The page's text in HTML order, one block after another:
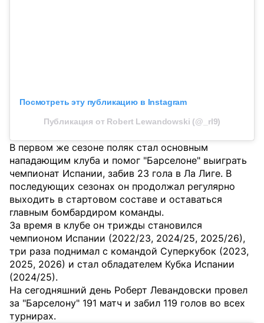
Посмотреть эту публикацию в Instagram
Публикация от Robert Lewandowski (@_rl9)
В первом же сезоне поляк стал основным
нападающим клуба и помог "Барселоне" выиграть
чемпионат Испании, забив 23 гола в Ла Лиге. В
последующих сезонах он продолжал регулярно
выходить в стартовом составе и оставаться
главным бомбардиром команды.
За время в клубе он трижды становился
чемпионом Испании (2022/23, 2024/25, 2025/26),
три раза поднимал с командой Суперкубок (2023,
2025, 2026) и стал обладателем Кубка Испании
(2024/25).
На сегодняшний день Роберт Левандовски провел
за "Барселону" 191 матч и забил 119 голов во всех
турнирах.